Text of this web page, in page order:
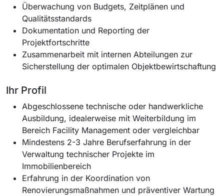
Überwachung von Budgets, Zeitplänen und
Qualitätsstandards
Dokumentation und Reporting der
Projektfortschritte
Zusammenarbeit mit internen Abteilungen zur
Sicherstellung der optimalen Objektbewirtschaftung
Ihr Profil
Abgeschlossene technische oder handwerkliche
Ausbildung, idealerweise mit Weiterbildung im
Bereich Facility Management oder vergleichbar
Mindestens 2-3 Jahre Berufserfahrung in der
Verwaltung technischer Projekte im
Immobilienbereich
Erfahrung in der Koordination von
Renovierungsmaßnahmen und präventiver Wartung